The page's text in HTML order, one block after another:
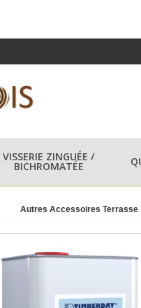
VISSERIE ZINGUÉE /
BICHROMATÉE
Autres Accessoires Terrasse